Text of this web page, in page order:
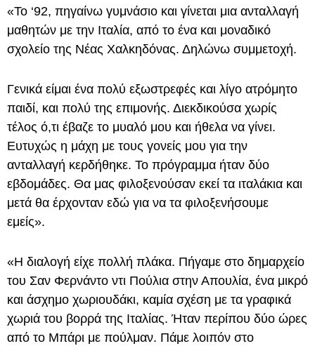
«Το ‘92, πηγαίνω γυμνάσιο και γίνεται μια ανταλλαγή
μαθητών με την Ιταλία, από το ένα και μοναδικό
σχολείο της Νέας Χαλκηδόνας. Δηλώνω συμμετοχή.
Γενικά είμαι ένα πολύ εξωστρεφές και λίγο ατρόμητο
παιδί, και πολύ της επιμονής. Διεκδικούσα χωρίς
τέλος ό,τι έβαζε το μυαλό μου και ήθελα να γίνει.
Ευτυχώς η μάχη με τους γονείς μου για την
ανταλλαγή κερδήθηκε. Το πρόγραμμα ήταν δύο
εβδομάδες. Θα μας φιλοξενούσαν εκεί τα ιταλάκια και
μετά θα έρχονταν εδώ για να τα φιλοξενήσουμε
εμείς».
«Η διαλογή είχε πολλή πλάκα. Πήγαμε στο δημαρχείο
του Σαν Φερνάντο ντι Πούλια στην Απουλία, ένα μικρό
και άσχημο χωριουδάκι, καμία σχέση με τα γραφικά
χωριά του βορρά της Ιταλίας. Ήταν περίπου δύο ώρες
από το Μπάρι με πούλμαν. Πάμε λοιπόν στο